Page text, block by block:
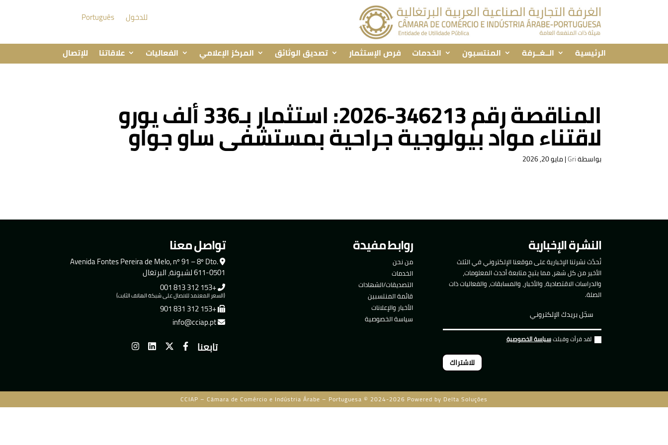
للدخول Português
الرئيسية الــغــرفة المنتسبون الخدمات فرص الإستثمار تصديق الوثائق المركز الإعلامي الفعاليات علاقاتنا للإتصال
المناقصة رقم 346213-2026: استثمار بـ336 ألف يورو
لاقتناء مواد بيولوجية جراحية بمستشفى ساو جواو
بواسطةGri
|مايو 20, 2026
تواصل معنا
Avenida Fontes Pereira de Melo, nº 91 – 8º Dto.
611-0501 لشبونة، البرتغال
+153 312 813 001
(السعر المعتمد للاتصال على شبكة الهاتف الثابت)
+153 312 831 901
info@cciap.pt
تابعنا
روابط مفيدة
من نحن
الخدمات
التصديقات/الشهادات
قائمة المنتسبين
الأخبار والإعلانات
سياسة الخصوصية
النشرة الإخبارية
تُحدَّث نشرتنا الإخبارية على موقعنا الإلكتروني في الثلث
الأخير من كل شهر، مما يتيح متابعة أحدث المعلومات،
والدراسات الاقتصادية، والأخبار، والمسابقات، والفعاليات ذات
الصلة.
لقد قرأت وقبلتسياسة الخصوصية
للاشتراك
CCIAP – Câmara de Comércio e Indústria Árabe – Portuguesa © 2024-2026 Powered by Delta Soluções